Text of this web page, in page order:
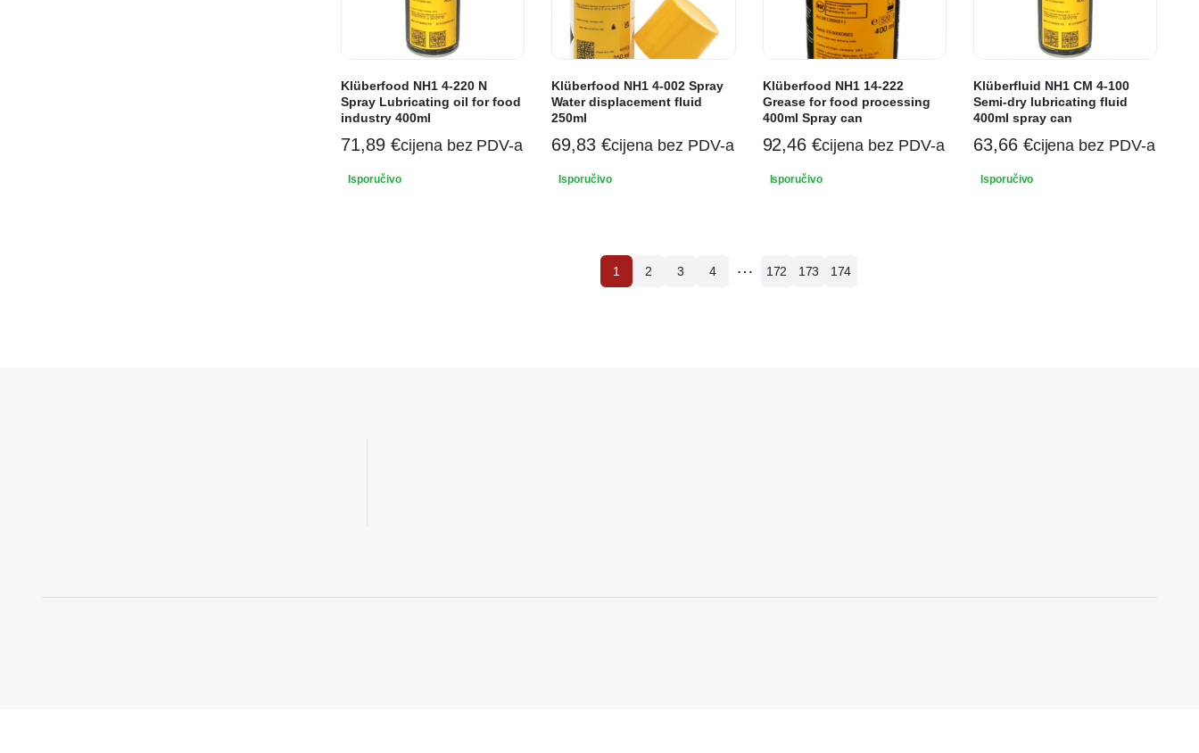
Klüberfood NH1 4-220 N
Spray Lubricating oil for food
industry 400ml
71,89 €cijena bez PDV-a
Isporučivo
Klüberfood NH1 4-002 Spray
Water displacement fluid
250ml
69,83€cijena bez PDV-a
Isporučivo
Klüberfood NH1 14-222
Grease for food processing
400ml Spray can
92,46€cijena bez PDV-a
Isporučivo
Klüberfluid NH1 CM 4-100
Semi-dry lubricating fluid
400ml spray can
63,66 €cijena bez PDV-a
Isporučivo
1 2 3 4 … 172 173 174